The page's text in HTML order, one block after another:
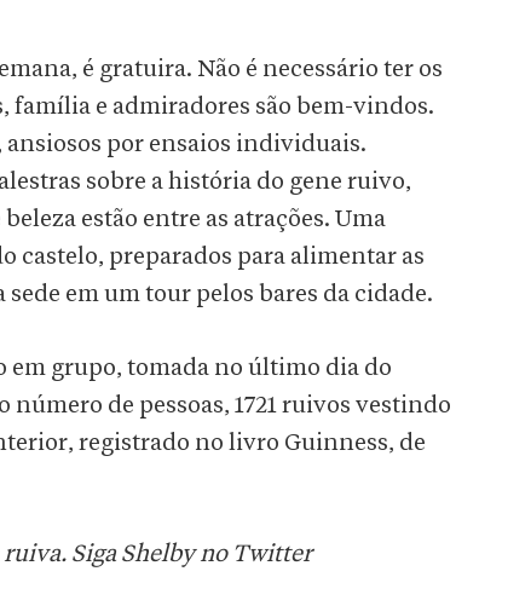
é gratuira. Não é necessário ter os
família e admiradores são bem-vindos.
por ensaios individuais.
sobre a história do gene ruivo,
estão entre as atrações. Uma
castelo, preparados para alimentar as
sede em um tour pelos bares da cidade.
em grupo, tomada no último dia do
de pessoas, 1721 ruivos vestindo
registrado no livro Guinness, de
Siga Shelby no Twitter